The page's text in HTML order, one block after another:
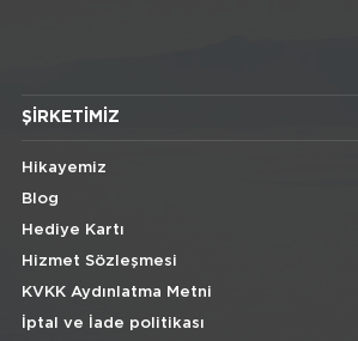
ŞIRKETIMIZ
Hikayemiz
Blog
Hediye Kartı
Hizmet Sözleşmesi
KVKK Aydınlatma Metni
İptal ve İade politikası